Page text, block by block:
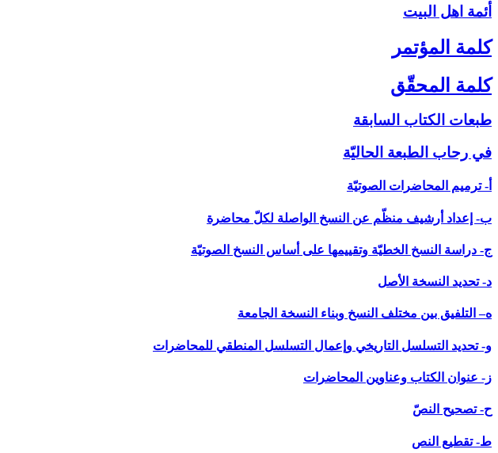
أئمة اهل البیت
كلمة المؤتمر
كلمة المحقّق
طبعات الكتاب السابقة
في رحاب الطبعة الحاليّة
أ- ترميم المحاضرات الصوتيّة
ب- إعداد أرشيف منظّم عن النسخ الواصلة لكلّ محاضرة
ج- دراسة النسخ الخطيّة وتقييمها على أساس النسخ الصوتيّة
د- تحديد النسخة الأصل
ه– التلفيق بين مختلف النسخ وبناء النسخة الجامعة
و- تحديد التسلسل التاريخي وإعمال التسلسل المنطقي للمحاضرات
ز- عنوان الكتاب وعناوين المحاضرات
ح- تصحيح النصّ
ط- تقطيع النص